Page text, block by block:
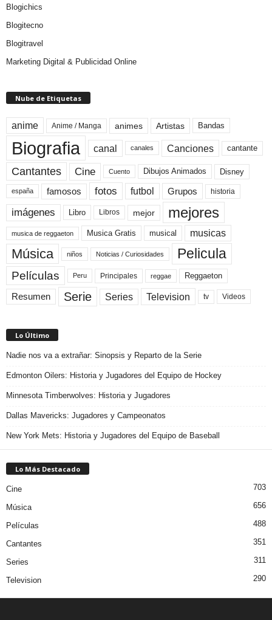
Blogichics
Blogitecno
Blogitravel
Marketing Digital & Publicidad Online
Nube de Etiquetas
anime Anime / Manga animes Artistas Bandas
Biografia canal canales Canciones cantante
Cantantes Cine Cuento Dibujos Animados Disney
españa famosos fotos futbol Grupos historia
imágenes Libro Libros mejor mejores
musica de reggaeton Musica Gratis musical musicas
Música niños Noticias / Curiosidades Pelicula
Películas Peru Principales reggae Reggaeton
Resumen Serie Series Television tv Videos
Lo Último
Nadie nos va a extrañar: Sinopsis y Reparto de la Serie
Edmonton Oilers: Historia y Jugadores del Equipo de Hockey
Minnesota Timberwolves: Historia y Jugadores
Dallas Mavericks: Jugadores y Campeonatos
New York Mets: Historia y Jugadores del Equipo de Baseball
Lo Más Destacado
Cine 703
Música 656
Películas 488
Cantantes 351
Series 311
Television 290